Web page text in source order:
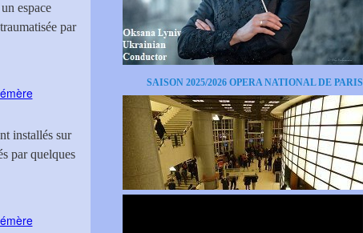
espace
par
installés sur
par quelques
SAISON 2025/2026 OPERA NATIONAL DE PARIS